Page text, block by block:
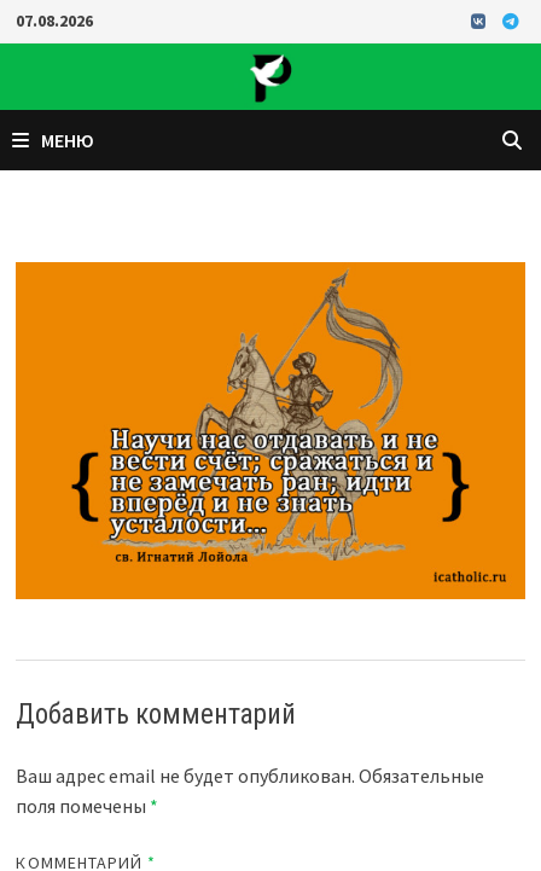
Перейти
к
07.08.2026
МЕНЮ
Добавить комментарий
Ваш адрес email не будет опубликован. Обязательные
поля помечены *
КОММЕНТАРИЙ *